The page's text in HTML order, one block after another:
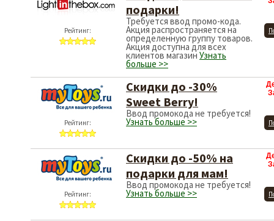
Рейтинг:
подарки!
Требуется ввод промо-кода.
Акция распространяется на
определенную группу товаров.
Акция доступна для всех
клиентов магазин Узнать
больше >>
Рейтинг:
Скидки до -30%
Sweet Berry!
Ввод промокода не требуется!
Узнать больше >>
Рейтинг:
Скидки до -50% на
подарки для мам!
Ввод промокода не требуется!
Узнать больше >>